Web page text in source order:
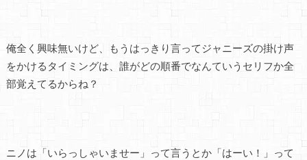
俺全く興味無いけど、もうはっきり言ってジャニーズの掛け声
をかけるタイミングは、誰がどの順番でなんていうセリフか全
部覚えてるからね？
ニノは「いらっしゃいませー」って言うとか「はーい！」って